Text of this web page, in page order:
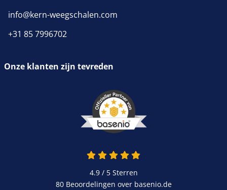
info@kern-weegschalen.com
+31 85 7996702
Onze klanten zijn tevreden
4.9 van 5
4.9 / 5Sterren
80 Beoordelingen over basenio.de